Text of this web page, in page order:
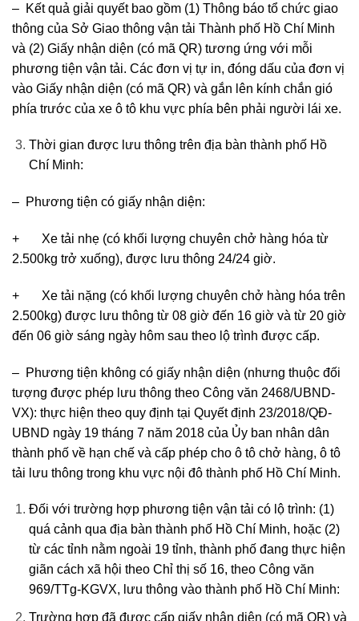
– Kết quả giải quyết bao gồm (1) Thông báo tổ chức giao
thông của Sở Giao thông vận tải Thành phố Hồ Chí Minh
và (2) Giấy nhận diện (có mã QR) tương ứng với mỗi
phương tiện vận tải. Các đơn vị tự in, đóng dấu của đơn vị
vào Giấy nhận diện (có mã QR) và gắn lên kính chắn gió
phía trước của xe ô tô khu vực phía bên phải người lái xe.
Thời gian được lưu thông trên địa bàn thành phố Hồ
Chí Minh:
– Phương tiện có giấy nhận diện:
+ Xe tải nhẹ (có khối lượng chuyên chở hàng hóa từ
2.500kg trở xuống), được lưu thông 24/24 giờ.
+ Xe tải nặng (có khối lượng chuyên chở hàng hóa trên
2.500kg) được lưu thông từ 08 giờ đến 16 giờ và từ 20 giờ
đến 06 giờ sáng ngày hôm sau theo lộ trình được cấp.
– Phương tiện không có giấy nhận diện (nhưng thuộc đối
tượng được phép lưu thông theo Công văn 2468/UBND-
VX): thực hiện theo quy định tại Quyết định 23/2018/QĐ-
UBND ngày 19 tháng 7 năm 2018 của Ủy ban nhân dân
thành phố về hạn chế và cấp phép cho ô tô chở hàng, ô tô
tải lưu thông trong khu vực nội đô thành phố Hồ Chí Minh.
Đối với trường hợp phương tiện vận tải có lộ trình: (1)
quá cảnh qua địa bàn thành phố Hồ Chí Minh, hoặc (2)
từ các tỉnh nằm ngoài 19 tỉnh, thành phố đang thực hiện
giãn cách xã hội theo Chỉ thị số 16, theo Công văn
969/TTg-KGVX, lưu thông vào thành phố Hồ Chí Minh:
Trường hợp đã được cấp giấy nhận diện (có mã QR) và